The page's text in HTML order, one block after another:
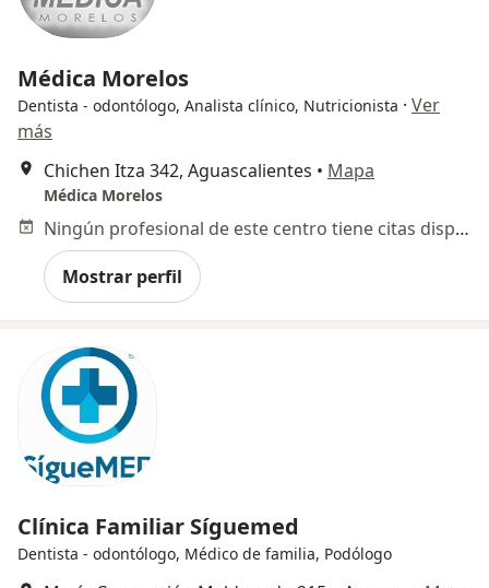
Médica Morelos
Dentista - odontólogo, Analista clínico, Nutricionista · Ver
más
Chichen Itza 342, Aguascalientes • Mapa
Médica Morelos
Ningún profesional de este centro tiene citas disponibles
Mostrar perfil
Clínica Familiar Síguemed
Dentista - odontólogo, Médico de familia, Podólogo